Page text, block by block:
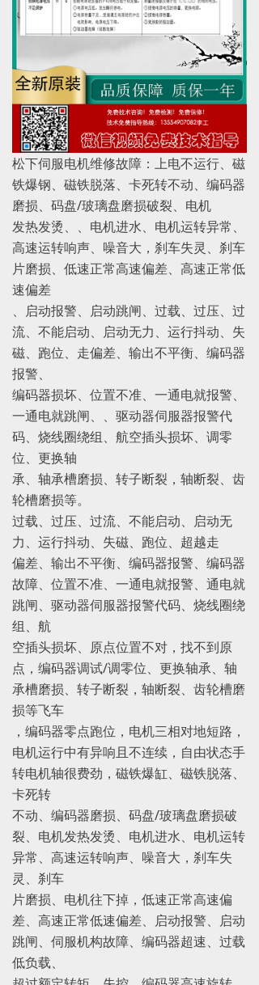
松下伺服电机维修故障：上电不运行、磁
铁爆钢、磁铁脱落、卡死转不动、编码器
磨损、码盘/玻璃盘磨损破裂、电机
发热发烫、、电机进水、电机运转异常、
高速运转响声、噪音大，刹车失灵、刹车
片磨损、低速正常高速偏差、高速正常低
速偏差
、启动报警、启动跳闸、过载、过压、过
流、不能启动、启动无力、运行抖动、失
磁、跑位、走偏差、输出不平衡、编码器
报警、
编码器损坏、位置不准、一通电就报警、
一通电就跳闸、、驱动器伺服器报警代
码、烧线圈绕组、航空插头损坏、调零
位、更换轴
承、轴承槽磨损、转子断裂，轴断裂、齿
轮槽磨损等。
过载、过压、过流、不能启动、启动无
力、运行抖动、失磁、跑位、超越走
偏差、输出不平衡、编码器报警、编码器
故障、位置不准、一通电就报警、通电就
跳闸、驱动器伺服器报警代码、烧线圈绕
组、航
空插头损坏、原点位置不对，找不到原
点，编码器调试/调零位、更换轴承、轴
承槽磨损、转子断裂，轴断裂、齿轮槽磨
损等飞车
，编码器零点跑位，电机三相对地短路，
电机运行中有异响且不连续，自由状态手
转电机轴很费劲，磁铁爆缸、磁铁脱落、
卡死转
不动、编码器磨损、码盘/玻璃盘磨损破
裂、电机发热发烫、电机进水、电机运转
异常、高速运转响声、噪音大，刹车失
灵、刹车
片磨损、电机往下掉，低速正常高速偏
差、高速正常低速偏差、启动报警、启动
跳闸、伺服机构故障、编码器超速、过载
低负载、